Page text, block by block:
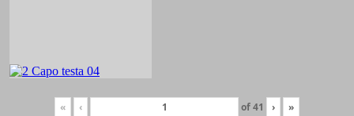
« ‹ of41 › »